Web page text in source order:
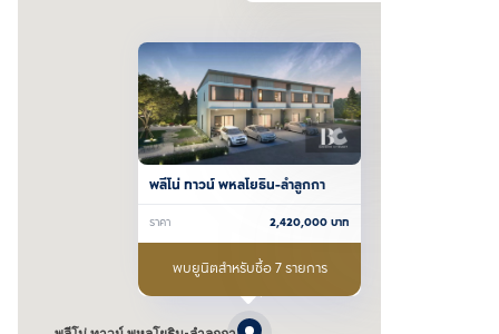
พลีโน่ ทาวน์ พหลโยธิน-ลำลูกกา
ราคา 2,420,000บาท
พบยูนิตสำหรับซื้อ 7 รายการ